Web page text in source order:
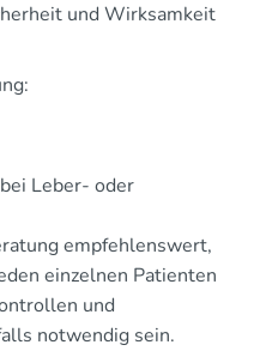
und Wirksamkeit
Leber- oder
empfehlenswert,
einzelnen Patienten
und
notwendig sein.